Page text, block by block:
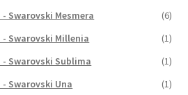
Swarovski Mesmera
(6)
Swarovski Millenia
(1)
Swarovski Sublima
(1)
Swarovski Una
(1)